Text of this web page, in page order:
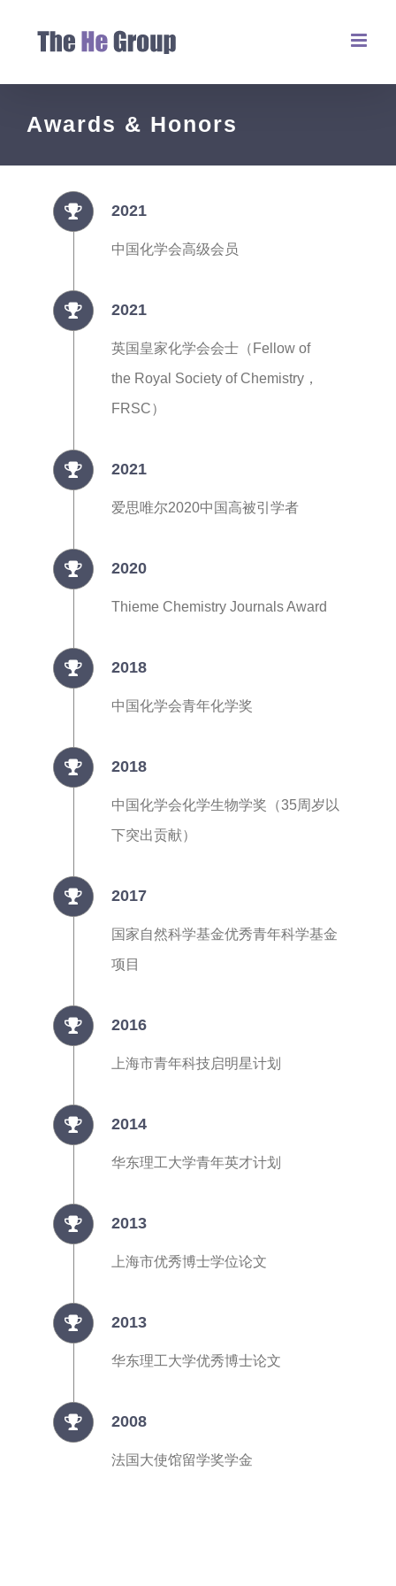
Awards & Honors
2021
中国化学会高级会员
2021
英国皇家化学会会士（Fellow of
the Royal Society of Chemistry，
FRSC）
2021
爱思唯尔2020中国高被引学者
2020
Thieme Chemistry Journals Award
2018
中国化学会青年化学奖
2018
中国化学会化学生物学奖（35周岁以
下突出贡献）
2017
国家自然科学基金优秀青年科学基金
项目
2016
上海市青年科技启明星计划
2014
华东理工大学青年英才计划
2013
上海市优秀博士学位论文
2013
华东理工大学优秀博士论文
2008
法国大使馆留学奖学金